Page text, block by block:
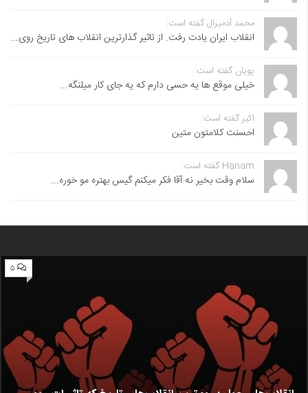
محمد آدمیرال گفته است:
انقلاب ایران یادت رفت. از تاثیر گذارترین انقلاب های تاریخ روی...
پویان گفته است:
خیلی موقع ها یه حسی دارم که یه جای کار میلنگه...
اکبر گفته است:
احسنت ‌کلامتون متین
Hanam گفته است:
سلام وقت بخیر نه آقا فکر میکنم گیس بهتره مو خوره...
۵